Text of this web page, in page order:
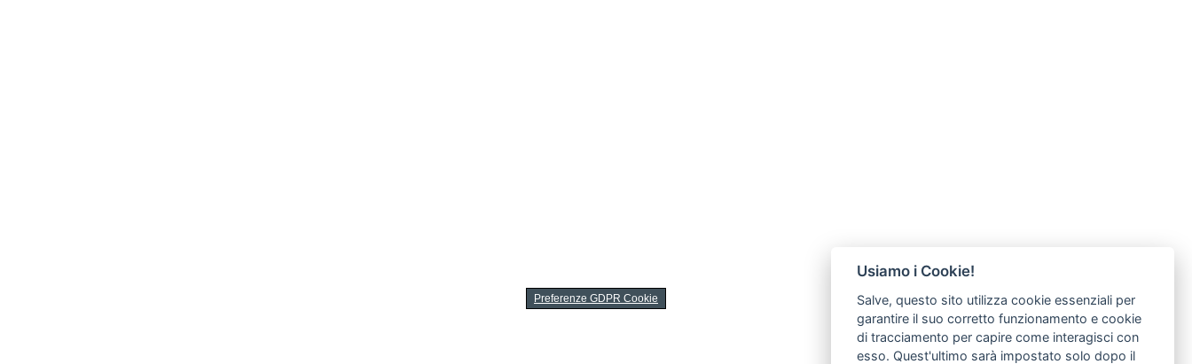
Usiamo i Cookie!
Salve, questo sito utilizza cookie essenziali per
garantire il suo corretto funzionamento e cookie
di tracciamento per capire come interagisci con
esso. Quest'ultimo sarà impostato solo dopo il
Preferenze GDPR Cookie